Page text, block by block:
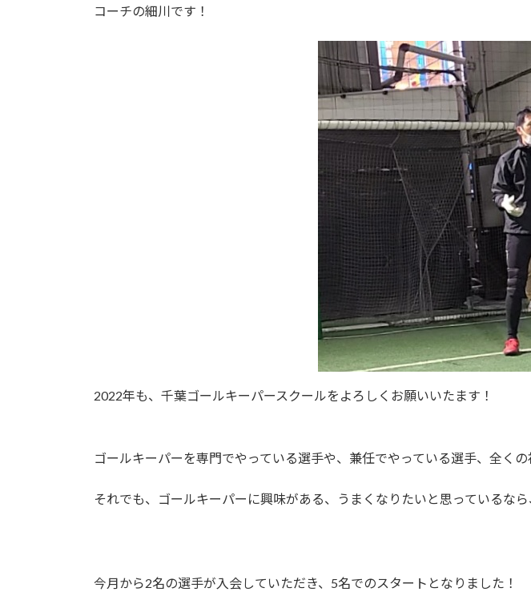
コーチの細川です！
2022年も、千葉ゴールキーパースクールをよろしくお願いいたます！
ゴールキーパーを専門でやっている選手や、兼任でやっている選手、全く
それでも、ゴールキーパーに興味がある、うまくなりたいと思っているな
今月から2名の選手が入会していただき、5名でのスタートとなりました！